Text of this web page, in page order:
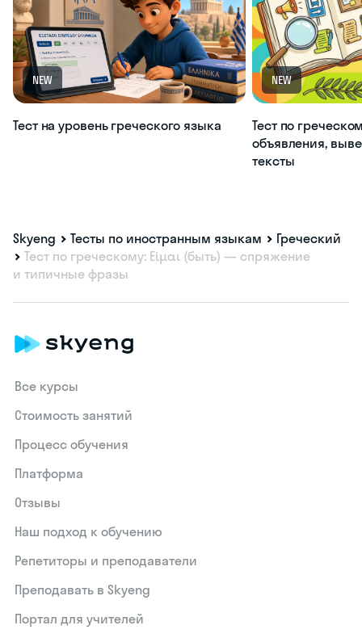
NEW
Тест на уровень греческого языка
NEW
Тест по
объявления,
тексты
Skyeng Тесты по иностранным языкам
Греческий
Тест по греческому: Είμαι (быть) — спряжение
и типичные фразы
Все курсы
Стоимость занятий
Процесс обучения
Платформа
Отзывы
Наш подход к обучению
Репетиторы и преподаватели
Преподавать в Skyeng
Портал для учителей